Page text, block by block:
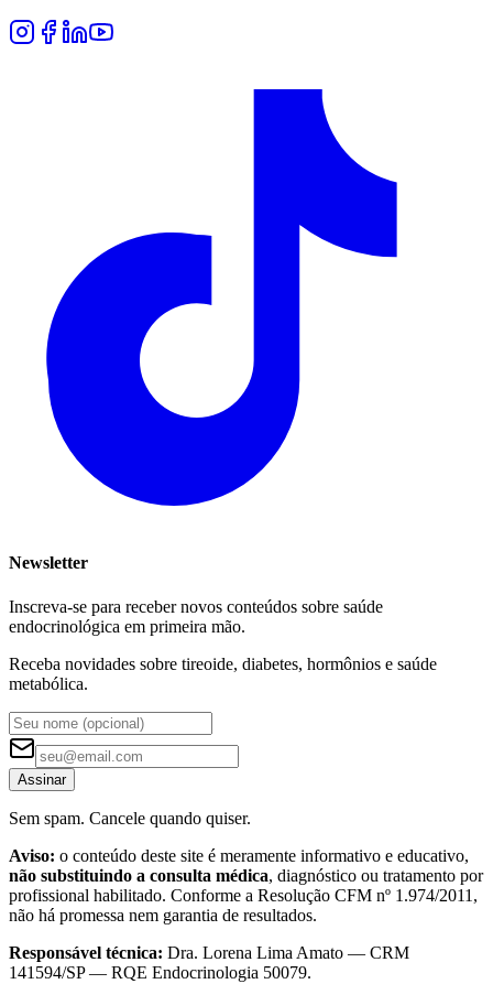
Newsletter
Inscreva-se para receber novos conteúdos sobre saúde
endocrinológica em primeira mão.
Receba novidades sobre tireoide, diabetes, hormônios e saúde
metabólica.
Assinar
Sem spam. Cancele quando quiser.
Aviso: o conteúdo deste site é meramente informativo e educativo,
não substituindo a consulta médica, diagnóstico ou tratamento por
profissional habilitado. Conforme a Resolução CFM nº 1.974/2011,
não há promessa nem garantia de resultados.
Responsável técnica: Dra. Lorena Lima Amato — CRM
141594/SP — RQE Endocrinologia 50079.